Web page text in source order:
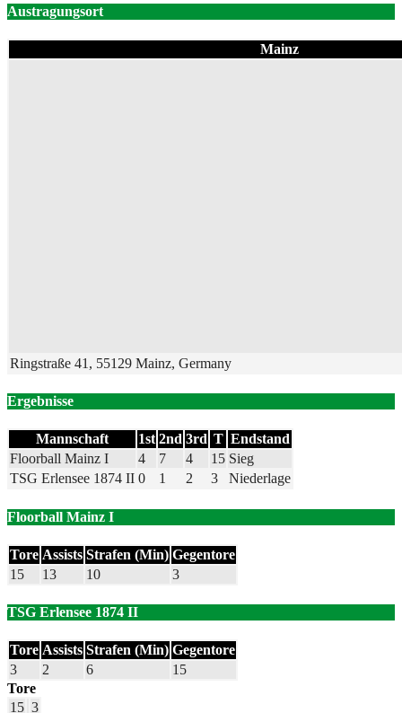
Austragungsort
Mainz
Ringstraße 41, 55129 Mainz, Germany
Ergebnisse
Mannschaft 1st 2nd 3rd T Endstand
Floorball Mainz I
4 7 4 15 Sieg
TSG Erlensee 1874 II 0 1 2 3 Niederlage
Floorball Mainz I
Tore Assists Strafen (Min) Gegentore
15
13 10 3
TSG Erlensee 1874 II
Tore Assists Strafen (Min) Gegentore
3
2 6
15
Tore
15 3